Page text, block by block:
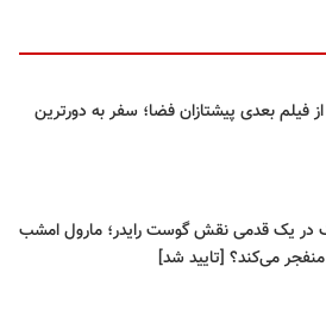
فیلم بعدی پیشتازان فضا؛ سفر به دورترین
در یک قدمی نقش گوست رایدر؛ مارول امشب
می‌کند؟ [تایید شد]